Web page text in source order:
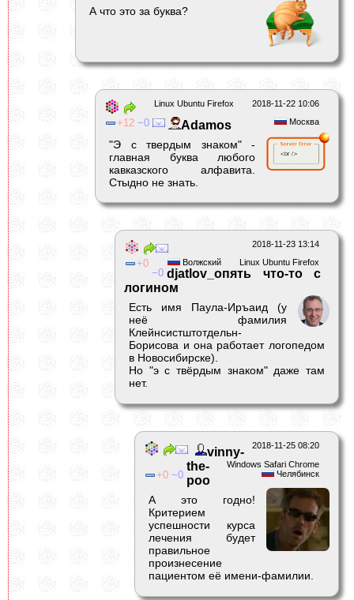
А что это за буква?
2018-11-22 10:06
Linux Ubuntu Firefox
Москва
12 0 Adamos
"Э с твердым знаком" -
главная буква любого
кавказского алфавита.
Стыдно не знать.
2018-11-23 13:14
Linux Ubuntu Firefox
Волжский
0
0 djatlov_опять что-то с
логином
Есть имя Паула-Иръаид (у
неё фамилия
Клейнсистштотдельн-
Борисова и она работает логопедом
в Новосибирске).
Но "э с твёрдым знаком" даже там
нет.
2018-11-25 08:20
Windows Safari Chrome
Челябинск
0 0
vinny-
the-
poo
А это годно!
Критерием
успешности курса
лечения будет
правильное
произнесение
пациентом её имени-фамилии.